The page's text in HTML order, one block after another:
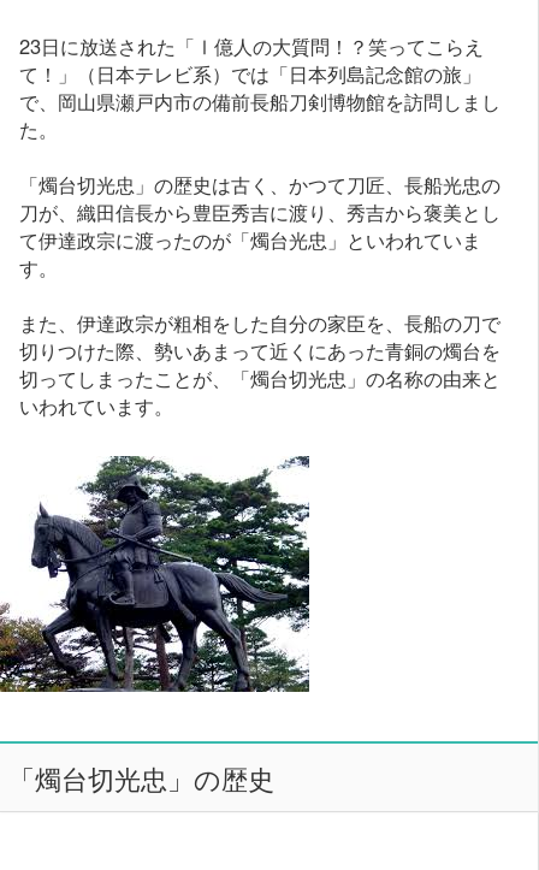
23日に放送された「Ⅰ億人の大質問！？笑ってこらえ
て！」（日本テレビ系）では「日本列島記念館の旅」
で、岡山県瀬戸内市の備前長船刀剣博物館を訪問しまし
た。
「燭台切光忠」の歴史は古く、かつて刀匠、長船光忠の
刀が、織田信長から豊臣秀吉に渡り、秀吉から褒美とし
て伊達政宗に渡ったのが「燭台光忠」といわれていま
す。
また、伊達政宗が粗相をした自分の家臣を、長船の刀で
切りつけた際、勢いあまって近くにあった青銅の燭台を
切ってしまったことが、「燭台切光忠」の名称の由来と
いわれています。
「燭台切光忠」の歴史